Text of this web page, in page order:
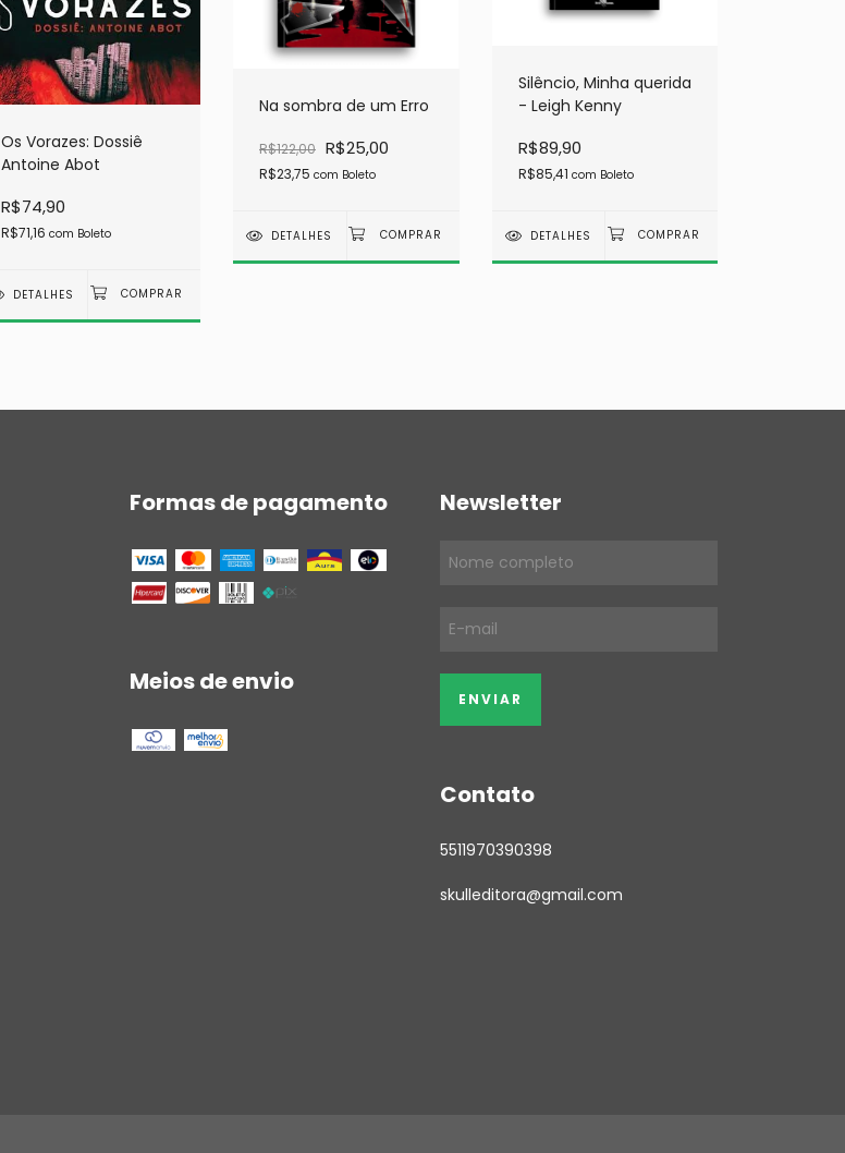
Os Vorazes: Dossiê
Antoine Abot
R$74,90
R$71,16 com Boleto
DETALHES
Na sombra de um Erro
R$122,00 R$25,00
R$23,75 com Boleto
DETALHES
Silêncio, Minha querida
- Leigh Kenny
R$89,90
R$85,41 com Boleto
DETALHES
Formas de pagamento
Meios de envio
Newsletter
Contato
5511970390398
skulleditora@gmail.com